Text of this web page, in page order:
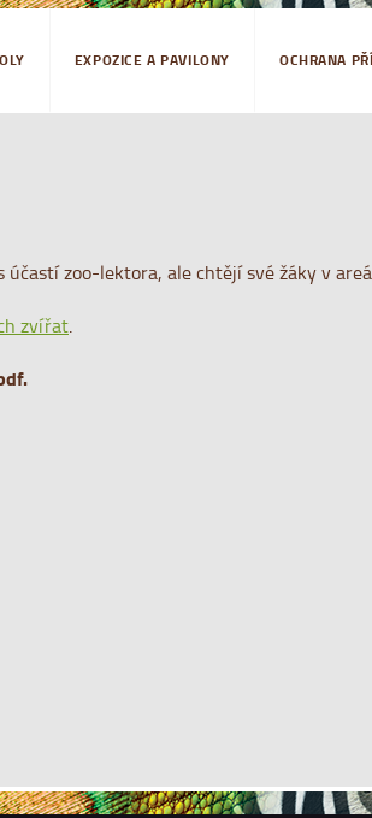
EXPOZICE A PAVILONY OCHRANA
zoo-lektora, ale chtějí své žáky v
zvířat.